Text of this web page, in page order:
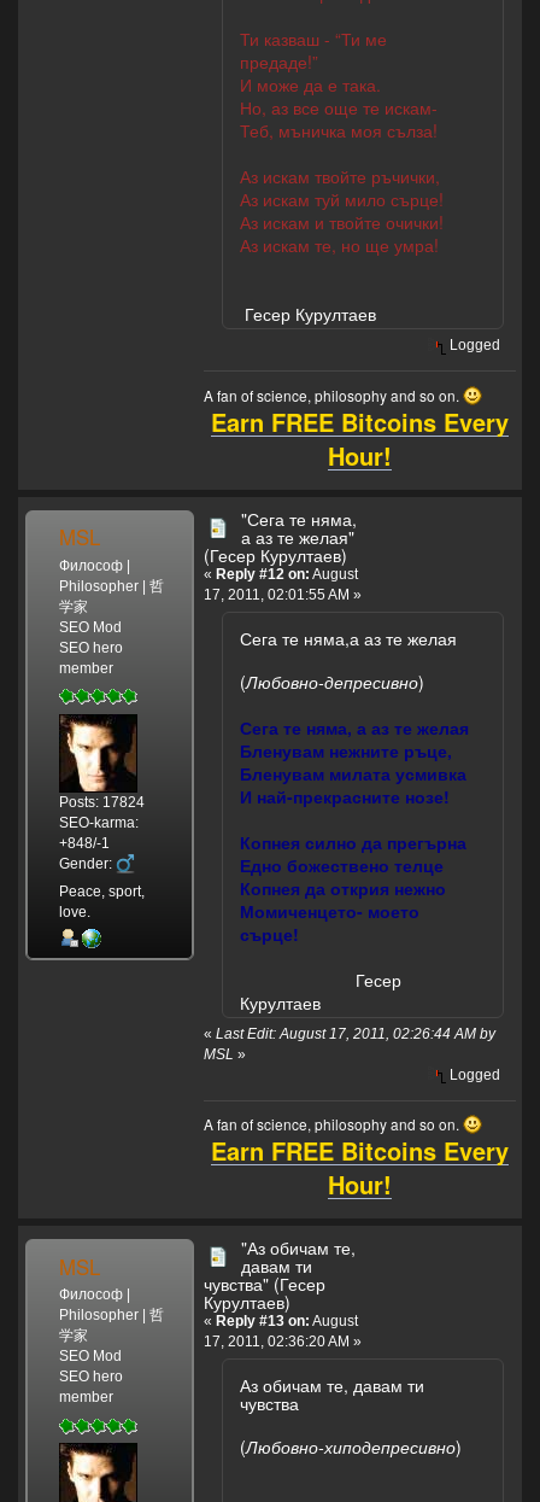
Ти казваш - “Ти ме
предаде!”
И може да е така.
Но, аз все още те искам-
Теб, мъничка моя сълза!
Аз искам твойте ръчички,
Аз искам туй мило сърце!
Аз искам и твойте очички!
Аз искам те, но ще умра!
Гесер Курултаев
Logged
A fan of science, philosophy and so on.
Earn FREE Bitcoins Every
Hour!
MSL
Философ |
Philosopher | 哲
学家
SEO Mod
SEO hero
member
Posts: 17824
SEO-karma:
+848/-1
Gender:
Peace, sport,
love.
"Сега те няма,
а аз те желая"
(Гесер Курултаев)
« Reply #12 on: August
17, 2011, 02:01:55 AM »
Сега те няма,а аз те желая
(Любовно-депресивно)
Сега те няма, а аз те желая
Бленувам нежните ръце,
Бленувам милата усмивка
И най-прекрасните нозе!
Копнея силно да прегърна
Едно божествено телце
Копнея да открия нежно
Момиченцето- моето
сърце!
Гесер
Курултаев
« Last Edit: August 17, 2011, 02:26:44 AM by
MSL »
Logged
A fan of science, philosophy and so on.
Earn FREE Bitcoins Every
Hour!
MSL
Философ |
Philosopher | 哲
学家
SEO Mod
SEO hero
member
"Аз обичам те,
давам ти
чувства" (Гесер
Курултаев)
« Reply #13 on: August
17, 2011, 02:36:20 AM »
Аз обичам те, давам ти
чувства
(Любовно-хиподепресивно)